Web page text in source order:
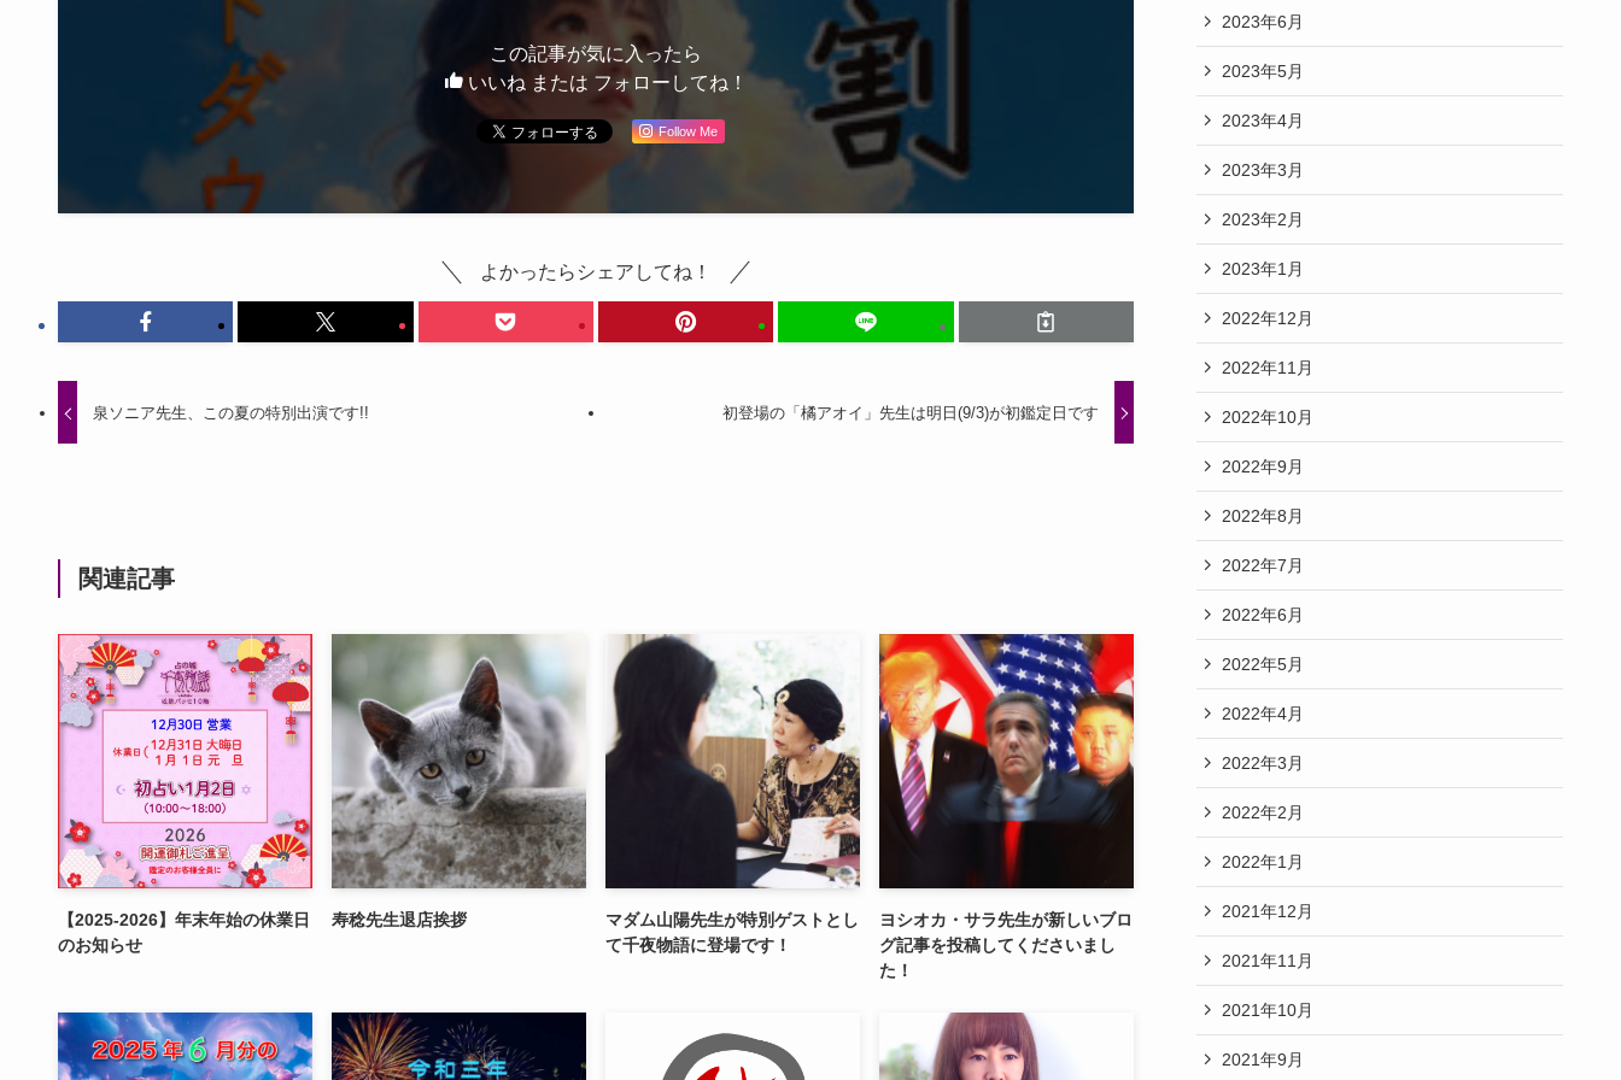
この記事が気に入ったら
いいね または フォローしてね！
Follow Me
よかったらシェアしてね！
泉ソニア先生、この夏の特別出演です!! 初登場の「橘アオイ」先生は明日(9/3)が初鑑定日です
関連記事
【2025-2026】年末年始の休業日
のお知らせ
寿稔先生退店挨拶
マダム山陽先生が特別ゲストとし
て千夜物語に登場です！
ヨシオカ・サラ先生が新しいブロ
グ記事を投稿してくださいまし
た！
2023年6月
2023年5月
2023年4月
2023年3月
2023年2月
2023年1月
2022年12月
2022年11月
2022年10月
2022年9月
2022年8月
2022年7月
2022年6月
2022年5月
2022年4月
2022年3月
2022年2月
2022年1月
2021年12月
2021年11月
2021年10月
2021年9月